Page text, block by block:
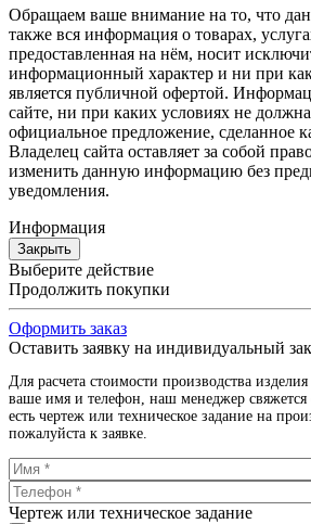
Обращаем ваше внимание на то, что
также вся информация о товарах,
предоставленная на нём, носит
информационный характер и ни при
является публичной офертой.
сайте, ни при каких условиях не должна
официальное предложение, сделанное
Владелец сайта оставляет за собой
изменить данную информацию без
уведомления.
Информация
Закрыть
Выберите действие
Продолжить покупки
Оформить заказ
Оставить заявку на индивидуальный
Для расчета стоимости производства
ваше имя и телефон, наш менеджер
есть чертеж или техническое задание на
пожалуйста к заявке.
Чертеж или техническое задание